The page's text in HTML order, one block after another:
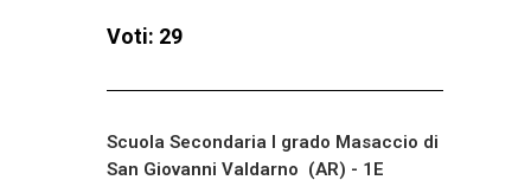
Voti: 29
Scuola Secondaria I grado Masaccio di
San Giovanni Valdarno (AR) - 1E